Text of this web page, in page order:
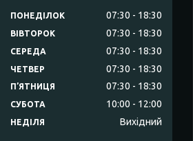
ПОНЕДІЛОК 07:30 18:30
ВІВТОРОК 07:30 18:30
СЕРЕДА 07:30 18:30
ЧЕТВЕР 07:30 18:30
ПʼЯТНИЦЯ 07:30 18:30
СУБОТА 10:00 12:00
НЕДІЛЯ Вихідний